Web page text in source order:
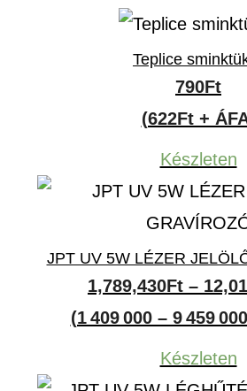
Teplice
790Ft
(622Ft +
Készleten
JPT UV 5W LÉZER
1,789,430Ft –
(1 409 000 – 9 459
Készleten